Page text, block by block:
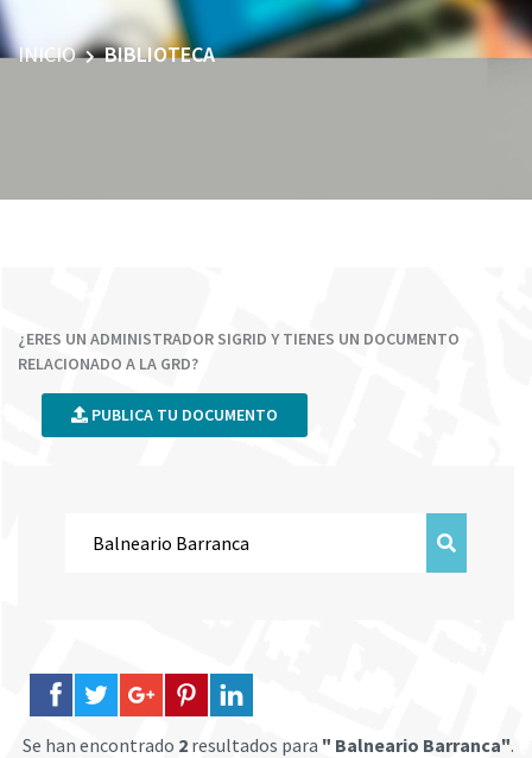
INICIO BIBLIOTECA
¿ERES UN ADMINISTRADOR SIGRID Y TIENES UN DOCUMENTO
RELACIONADO A LA GRD?
PUBLICA TU DOCUMENTO
Se han encontrado 2 resultados para " Balneario Barranca".